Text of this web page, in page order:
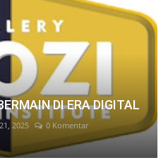
DI ERA DIGITAL
2025
0 Komentar